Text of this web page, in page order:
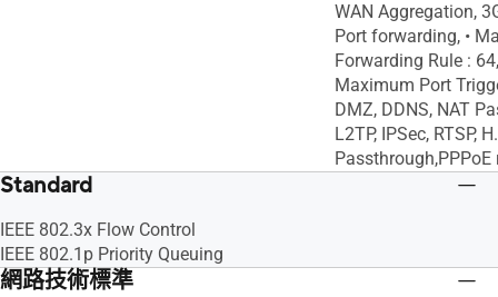
WAN Aggregation,
Port forwarding, •
Forwarding Rule :
Maximum Port
DMZ, DDNS, NAT
L2TP, IPSec, RTSP,
Passthrough,PPPoE
Standard
IEEE 802.3x Flow Control
IEEE 802.1p Priority Queuing
網路技術標準